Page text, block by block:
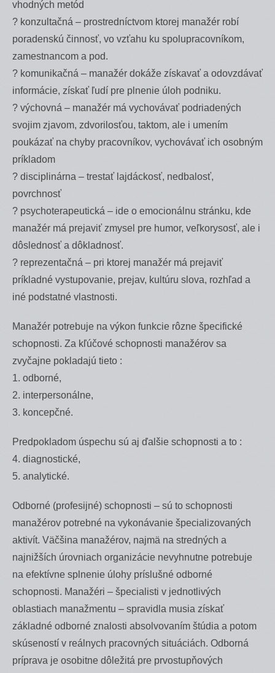
vhodných metód
? konzultačná – prostredníctvom ktorej manažér robí
poradenskú činnosť, vo vzťahu ku spolupracovníkom,
zamestnancom a pod.
? komunikačná – manažér dokáže získavať a odovzdávať
informácie, získať ľudí pre plnenie úloh podniku.
? výchovná – manažér má vychovávať podriadených
svojim zjavom, zdvorilosťou, taktom, ale i umením
poukázať na chyby pracovníkov, vychovávať ich osobným
príkladom
? disciplinárna – trestať lajdáckosť, nedbalosť,
povrchnosť
? psychoterapeutická – ide o emocionálnu stránku, kde
manažér má prejaviť zmysel pre humor, veľkorysosť, ale i
dôslednosť a dôkladnosť.
? reprezentačná – pri ktorej manažér má prejaviť
príkladné vystupovanie, prejav, kultúru slova, rozhľad a
iné podstatné vlastnosti.
Manažér potrebuje na výkon funkcie rôzne špecifické
schopnosti. Za kľúčové schopnosti manažérov sa
zvyčajne pokladajú tieto :
1. odborné,
2. interpersonálne,
3. koncepčné.
Predpokladom úspechu sú aj ďalšie schopnosti a to :
4. diagnostické,
5. analytické.
Odborné (profesijné) schopnosti – sú to schopnosti
manažérov potrebné na vykonávanie špecializovaných
aktivít. Väčšina manažérov, najmä na stredných a
najnižších úrovniach organizácie nevyhnutne potrebuje
na efektívne splnenie úlohy príslušné odborné
schopnosti. Manažéri – špecialisti v jednotlivých
oblastiach manažmentu – spravidla musia získať
základné odborné znalosti absolvovaním štúdia a potom
skúseností v reálnych pracovných situáciách. Odborná
príprava je osobitne dôležitá pre prvostupňových